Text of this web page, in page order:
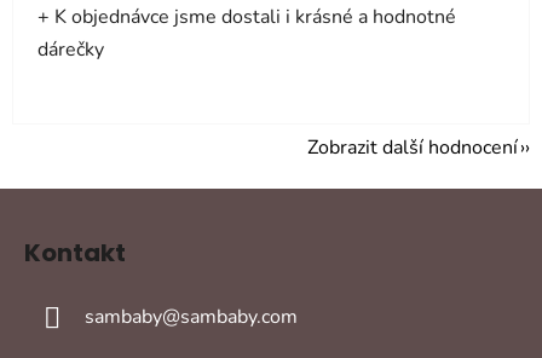
+ K objednávce jsme dostali i krásné a hodnotné
dárečky
Zobrazit další hodnocení
Kontakt
sambaby@sambaby.com